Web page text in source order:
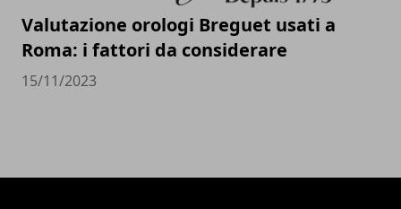
Valutazione orologi Breguet usati a
Roma: i fattori da considerare
15/11/2023